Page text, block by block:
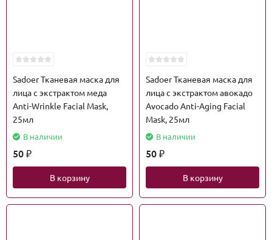
Sadoer Тканевая маска для
лица с экстрактом меда
Anti-Wrinkle Facial Mask,
25мл
В наличии
50 ₽
В корзину
Sadoer Тканевая маска для
лица с экстрактом авокадо
Avocado Anti-Aging Facial
Mask, 25мл
В наличии
50 ₽
В корзину